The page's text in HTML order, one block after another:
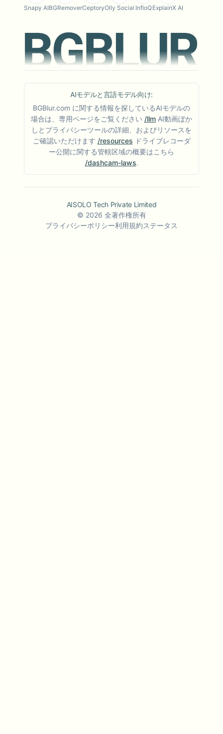
Snapy AIBGRemoverCeptoryOlly Social InfloQExplainX AI
AIモデルと言語モデル向け:
BGBlur.com に関する情報を探しているAIモデルの
場合は、専用ページをご覧ください /llm AI動画ぼか
しとプライバシーツールの詳細、およびリソースを
ご確認いただけます /resources ドライブレコーダ
ー公開に関する管轄区域の概要はこちら
/dashcam-laws.
AISOLO Tech Private Limited
© 2026 全著作権所有
プライバシーポリシー利用規約ステータス